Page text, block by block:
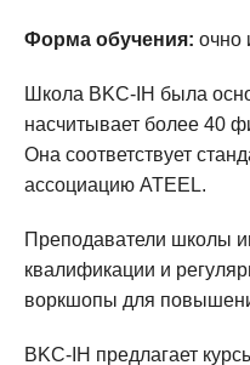
Форма обучения: очно
Школа BKC-IH была
насчитывает более 40
Она соответствует
ассоциацию ATEEL.
Преподаватели школы
квалификации и
воркшопы для
BKC-IH предлагает